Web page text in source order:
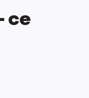
ce